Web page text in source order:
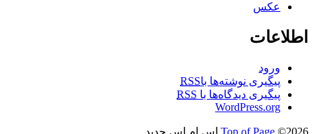
عکس
اطلاعات
ورود
پیگیری نوشته‌ها باRSS
پیگیری دیدگاه‌ها با RSS
WordPress.org
Top of Page ©2026 اس ام اس جدید